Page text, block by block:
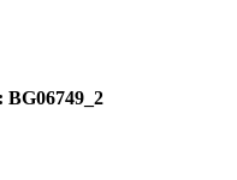
BG06749_2